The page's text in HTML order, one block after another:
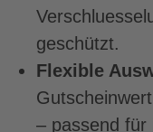
geschützt.
Flexible
– passend für